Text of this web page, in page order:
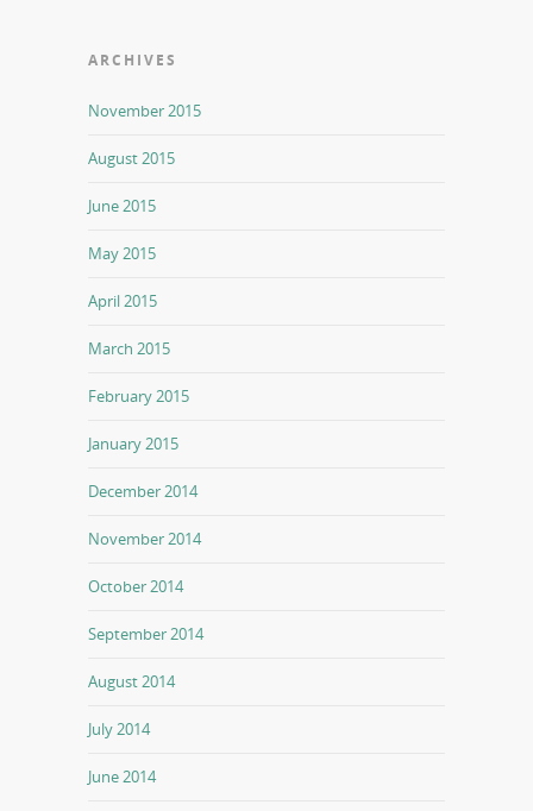
ARCHIVES
November 2015
August 2015
June 2015
May 2015
April 2015
March 2015
February 2015
January 2015
December 2014
November 2014
October 2014
September 2014
August 2014
July 2014
June 2014